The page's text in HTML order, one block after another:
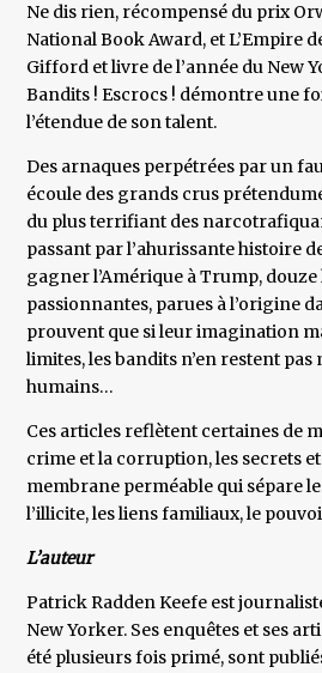
Ne dis rien, récompensé du prix
National Book Award, et L’Empire
Gifford et livre de l’année du New
Bandits ! Escrocs ! démontre une
l’étendue de son talent.
Des arnaques perpétrées par un
écoule des grands crus
du plus terrifiant des
passant par l’ahurissante histoire
gagner l’Amérique à Trump,
passionnantes, parues à l’origine
prouvent que si leur imagination
limites, les bandits n’en restent
humains…
Ces articles reflètent certaines de
crime et la corruption, les secrets
membrane perméable qui sépare
l’illicite, les liens familiaux, le
L’auteur
Patrick Radden Keefe est
New Yorker. Ses enquêtes et ses
été plusieurs fois primé, sont